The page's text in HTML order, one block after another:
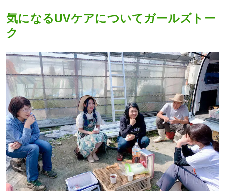
気になるUVケアについてガールズトー
ク